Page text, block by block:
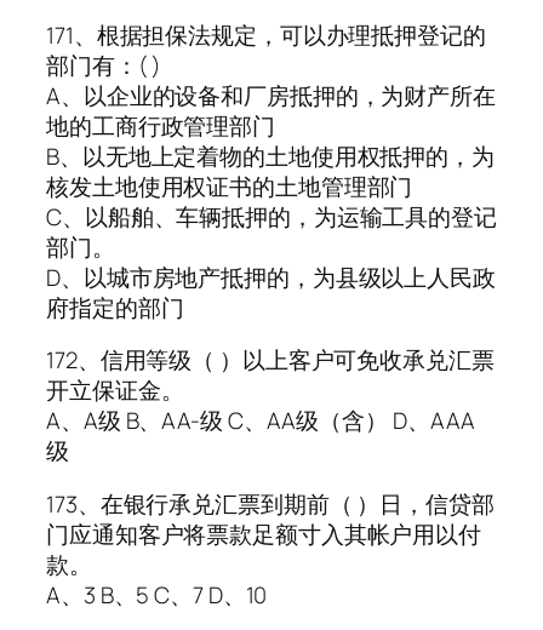
171、根据担保法规定，可以办理抵押登记的
部门有：( )
A、以企业的设备和厂房抵押的，为财产所在
地的工商行政管理部门
B、以无地上定着物的土地使用权抵押的，为
核发土地使用权证书的土地管理部门
C、以船舶、车辆抵押的，为运输工具的登记
部门。
D、以城市房地产抵押的，为县级以上人民政
府指定的部门
172、信用等级（ ）以上客户可免收承兑汇票
开立保证金。
A、A级 B、AA-级 C、AA级（含） D、AAA
级
173、在银行承兑汇票到期前（ ）日，信贷部
门应通知客户将票款足额寸入其帐户用以付
款。
A、3 B、5 C、7 D、10